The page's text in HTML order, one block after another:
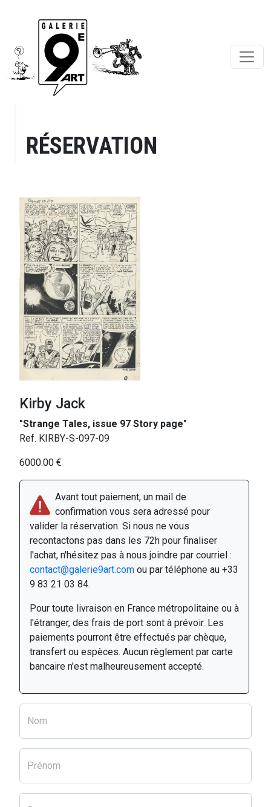
RÉSERVATION
Kirby Jack
"Strange Tales, issue 97 Story page"
Ref. KIRBY-S-097-09
6000.00 €
Avant tout paiement, un mail de
confirmation vous sera adressé pour
valider la réservation. Si nous ne vous
recontactons pas dans les 72h pour finaliser
l'achat, n'hésitez pas à nous joindre par courriel :
contact@galerie9art.com ou par téléphone au +33
9 83 21 03 84.
Pour toute livraison en France métropolitaine ou à
l'étranger, des frais de port sont à prévoir. Les
paiements pourront être effectués par chèque,
transfert ou espèces. Aucun règlement par carte
bancaire n'est malheureusement accepté.
Nom
Prénom